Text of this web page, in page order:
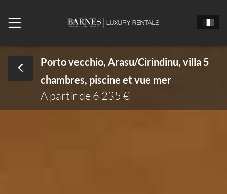
Porto vecchio, Arasu/Cirindinu, villa 5
chambres, piscine et vue mer
A partir de 6 235 €